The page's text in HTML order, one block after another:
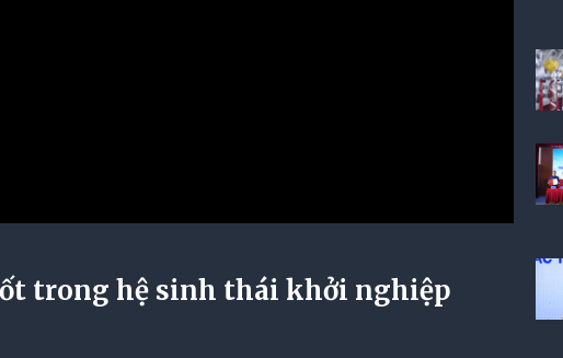
trong hệ sinh thái khởi nghiệp